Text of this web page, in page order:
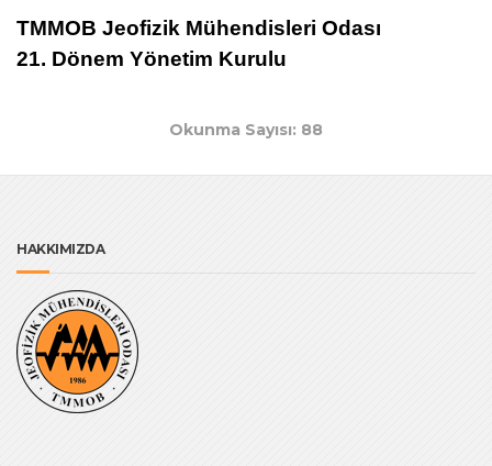
TMMOB Jeofizik Mühendisleri Odası
21. Dönem Yönetim Kurulu
Okunma Sayısı: 88
HAKKIMIZDA